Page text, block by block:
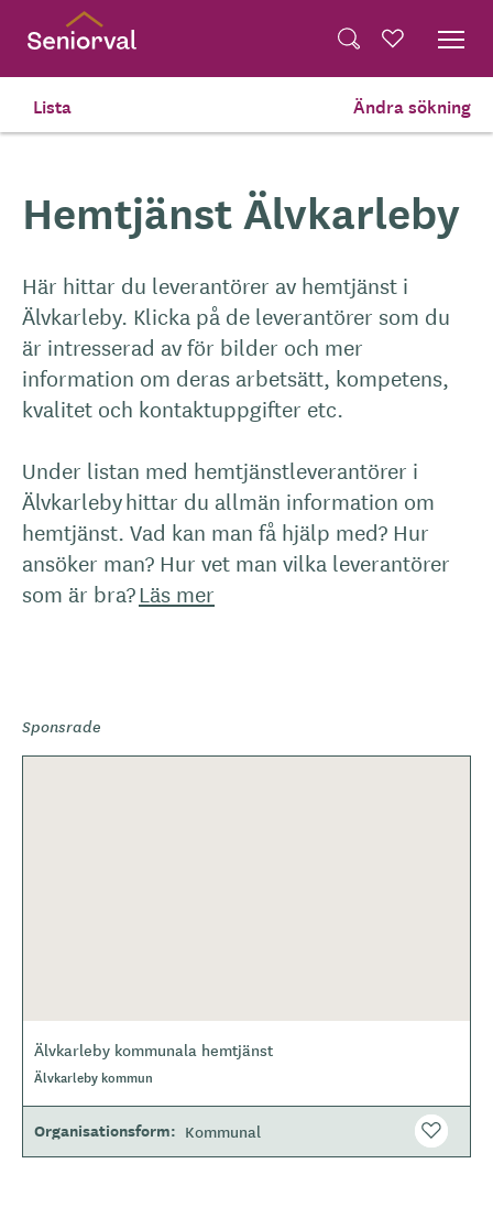
Hem
Hemtjänst Älvkarleby
Här hittar du leverantörer av hemtjänst i
Älvkarleby. Klicka på de leverantörer som du
är intresserad av för bilder och mer
information om deras arbetsätt, kompetens,
kvalitet och kontaktuppgifter etc.
Under listan med hemtjänstleverantörer i
Älvkarleby hittar du allmän information om
hemtjänst. Vad kan man få hjälp med? Hur
ansöker man? Hur vet man vilka leverantörer
som är bra?Läs mer
Lista Ändra sökning
Sponsrade
Älvkarleby kommunala hemtjänst
O
r
å
d
e
Älvkarleby kommun
Organisationsform Kommunal
Translate